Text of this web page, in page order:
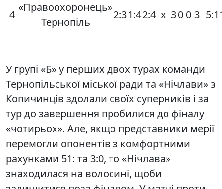
4
«Правоохоронець»
Тернопіль
2:31:42:4 х 30 0 3
У групі «Б» у перших двох турах команди
Тернопільської міської ради та «Нічлави» з
Копичинців здолали своїх суперників і за
тур до завершення пробилися до фіналу
«чотирьох». Але, якщо представники мерії
перемогли опонентів з комфортними
рахунками 51: та 3:0, то «Нічлава»
знаходилася на волосині, щоби